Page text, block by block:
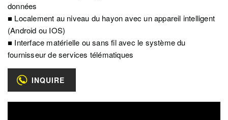
données
■ Localement au niveau du hayon avec un appareil intelligent
(Android ou IOS)
■ Interface matérielle ou sans fil avec le système du
fournisseur de services télématiques
INQUIRE